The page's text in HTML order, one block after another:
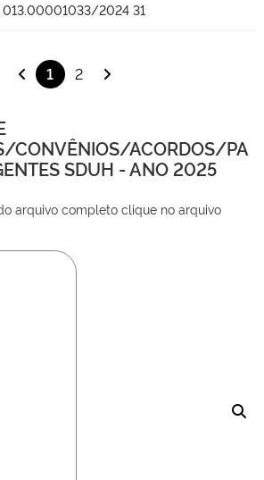
013.00001033/2024 31
1 2
CONVÊNIOS/ACORDOS/PA
SDUH - ANO 2025
arquivo completo clique no arquivo